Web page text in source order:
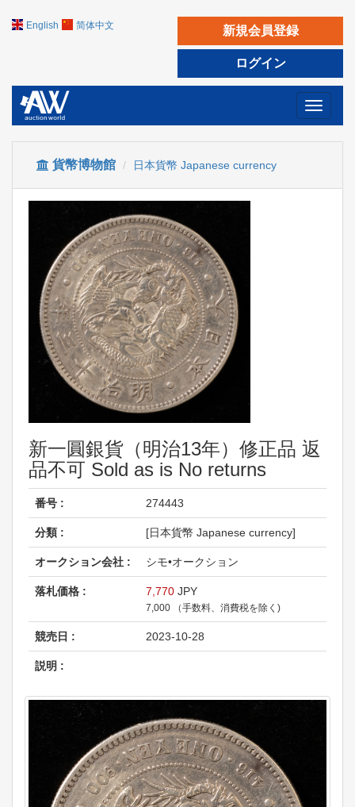
English 简体中文 新規会員登録
ログイン
Toggle
貨幣博物館 日本貨幣 Japanese currency
新一圓銀貨（明治13年）修正品 返
品不可 Sold as is No returns
番号 : 274443
分類 : [日本貨幣 Japanese currency]
オークション会社 : シモ•オークション
落札価格 : 7,770 JPY
7,000 （手数料、消費税を除く)
競売日 : 2023-10-28
説明 :